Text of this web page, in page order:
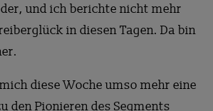
und ich berichte nicht mehr
in diesen Tagen. Da bin
diese Woche umso mehr eine
den Pionieren des Segments